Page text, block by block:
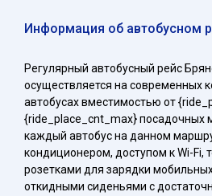
Информация об автобусном
Регулярный автобусный рейс
осуществляется на современных
автобусах вместимостью от
{ride_place_cnt_max} посадочных
каждый автобус на данном
кондиционером, доступом к Wi-Fi,
розетками для зарядки
откидными сиденьями с